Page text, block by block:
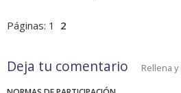
Páginas: 1 2
Deja tu comentario Rellena